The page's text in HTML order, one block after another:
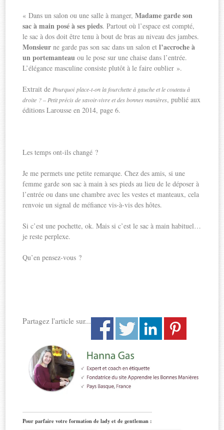
« Dans un salon ou une salle à manger,Madame garde son
sac à main posé à ses pieds. Partout où l’espace est compté,
le sac à dos doit être tenu à bout de bras au niveau des jambes.
Monsieur ne garde pas son sac dans un salon etl’accroche à
un portemanteau ou le pose sur une chaise dans l’entrée.
L’élégance masculine consiste plutôt à le faire oublier ».
Extrait dePourquoi place-t-on la fourchette à gauche et le couteau à
droite ? – Petit précis de savoir-vivre et des bonnes manières, publié aux
éditions Larousse en 2014, page 6.
Les temps ont-ils changé ?
Je me permets une petite remarque. Chez des amis, si une
femme garde son sac à main à ses pieds au lieu de le déposer à
l’entrée ou dans une chambre avec les vestes et manteaux, cela
renvoie un signal de méfiance vis-à-vis des hôtes.
Si c’est une pochette, ok. Mais si c’est le sac à main habituel…
je reste perplexe.
Qu’en pensez-vous ?
Partagez l'article sur...
Pour parfaire votre formation de lady et de gentleman :